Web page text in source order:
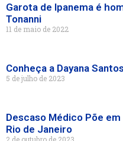
Garota de Ipanema é
Tonanni
11 de maio de 2022
Conheça a Dayana
5 de julho de 2023
Descaso Médico Põe
Rio de Janeiro